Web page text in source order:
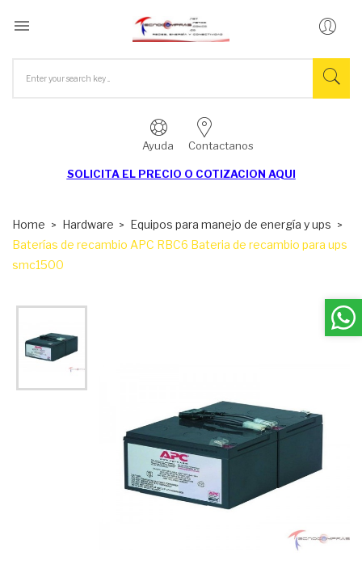

Ayuda Contactanos
SOLICITA EL PRECIO O COTIZACION AQUI
Home Hardware
Equipos para manejo de energía y ups
Baterías de recambio APC RBC6 Bateria de recambio para ups
smc1500